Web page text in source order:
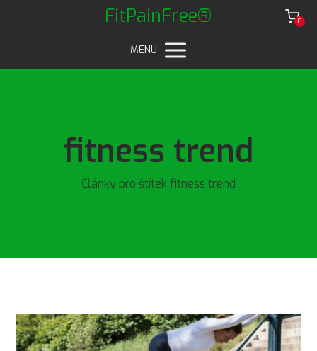
FitPainFree® 0
MENU
fitness trend
Články pro štítek fitness trend